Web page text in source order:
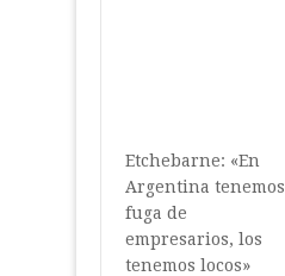
Etchebarne: «En
Argentina tenemos
fuga de
empresarios, los
tenemos locos»